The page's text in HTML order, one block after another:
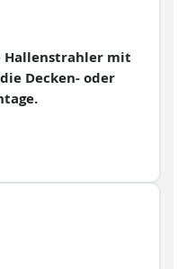
Hallenstrahler mit
Decken- oder